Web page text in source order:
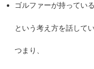
ゴルファーが持ってい
という考え方を話してい
つまり、